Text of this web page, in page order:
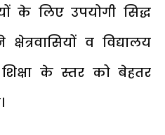
के लिए उपयोगी सिद्ध
व विद्यालय
के स्तर को बेहतर